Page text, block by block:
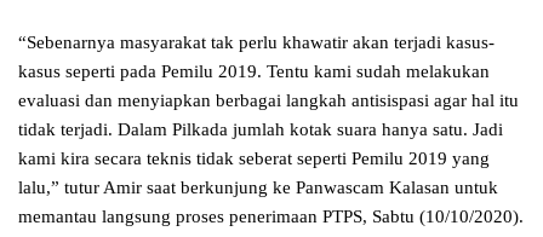
“Sebenarnya masyarakat tak perlu khawatir akan terjadi kasus-
kasus seperti pada Pemilu 2019. Tentu kami sudah melakukan
evaluasi dan menyiapkan berbagai langkah antisispasi agar hal itu
tidak terjadi. Dalam Pilkada jumlah kotak suara hanya satu. Jadi
kami kira secara teknis tidak seberat seperti Pemilu 2019 yang
lalu,” tutur Amir saat berkunjung ke Panwascam Kalasan untuk
memantau langsung proses penerimaan PTPS, Sabtu (10/10/2020).